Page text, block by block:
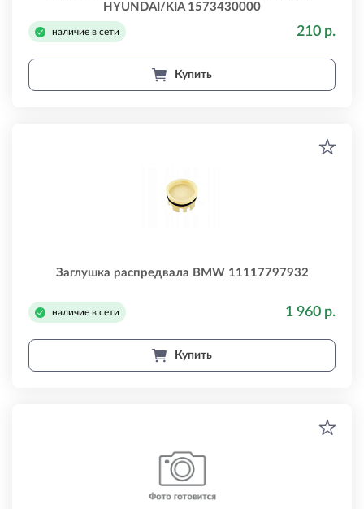
HYUNDAI/KIA 1573430000
наличие в сети 210 р.
Купить
Заглушка распредвала BMW 11117797932
наличие в сети 1 960 р.
Купить